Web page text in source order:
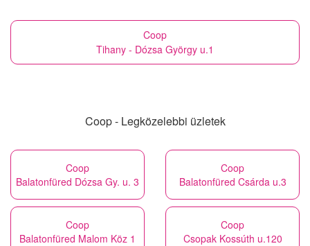
Coop
Tihany - Dózsa György u.1
Coop - Legközelebbi üzletek
Coop
Balatonfüred Dózsa Gy. u. 3
Coop
Balatonfüred Csárda u.3
Coop
Balatonfüred Malom Köz 1
Coop
Csopak Kossúth u.120